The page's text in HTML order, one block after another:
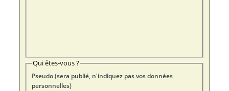
Qui êtes-vous ?
Pseudo (sera publié, n'indiquez pas vos données
personnelles)